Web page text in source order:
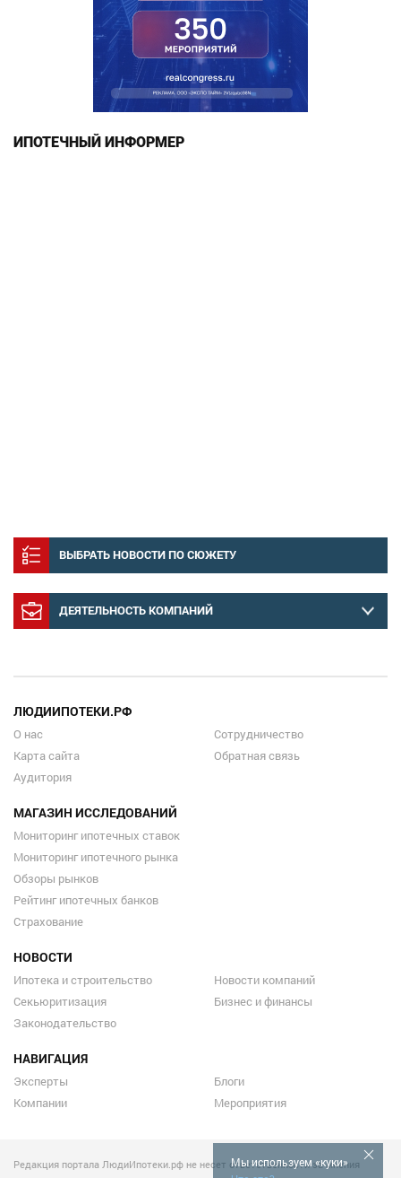
ИПОТЕЧНЫЙ ИНФОРМЕР
ВЫБРАТЬ НОВОСТИ ПО СЮЖЕТУ
ДЕЯТЕЛЬНОСТЬ КОМПАНИЙ
Мы используем «куки»
ЛЮДИИПОТЕКИ.РФ
О нас
Карта сайта
Аудитория
Сотрудничество
Обратная связь
МАГАЗИН ИССЛЕДОВАНИЙ
Мониторинг ипотечных ставок
Мониторинг ипотечного рынка
Обзоры рынков
Рейтинг ипотечных банков
Страхование
НОВОСТИ
Ипотека и строительство
Секьюритизация
Законодательство
Новости компаний
Бизнес и финансы
НАВИГАЦИЯ
Эксперты
Компании
Блоги
Мероприятия
Редакция портала ЛюдиИпотеки.рф не несет ответственности за мнения